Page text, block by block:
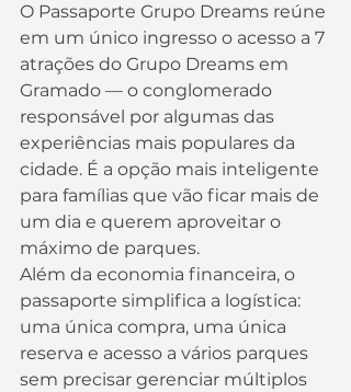
O Passaporte Grupo Dreams reúne
em um único ingresso o acesso a 7
atrações do Grupo Dreams em
Gramado — o conglomerado
responsável por algumas das
experiências mais populares da
cidade. É a opção mais inteligente
para famílias que vão ficar mais de
um dia e querem aproveitar o
máximo de parques.
Além da economia financeira, o
passaporte simplifica a logística:
uma única compra, uma única
reserva e acesso a vários parques
sem precisar gerenciar múltiplos